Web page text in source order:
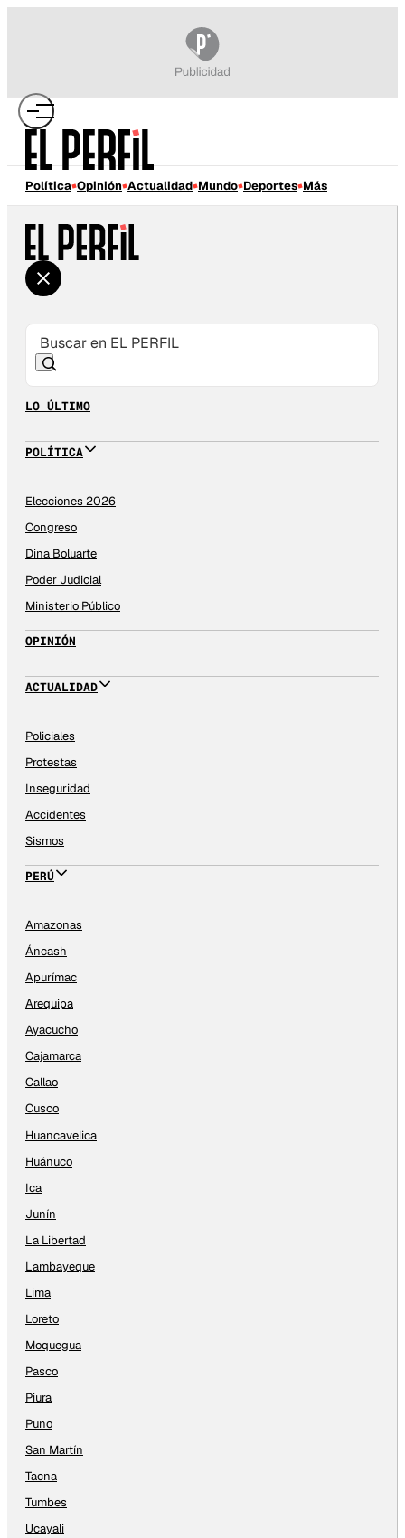
Política Opinión Actualidad Mundo Deportes Más
LO ÚLTIMO
POLÍTICA
Elecciones 2026
Congreso
Dina Boluarte
Poder Judicial
Ministerio Público
OPINIÓN
ACTUALIDAD
Policiales
Protestas
Inseguridad
Accidentes
Sismos
PERÚ
Amazonas
Áncash
Apurímac
Arequipa
Ayacucho
Cajamarca
Callao
Cusco
Huancavelica
Huánuco
Ica
Junín
La Libertad
Lambayeque
Lima
Loreto
Moquegua
Pasco
Piura
Puno
San Martín
Tacna
Tumbes
Ucayali